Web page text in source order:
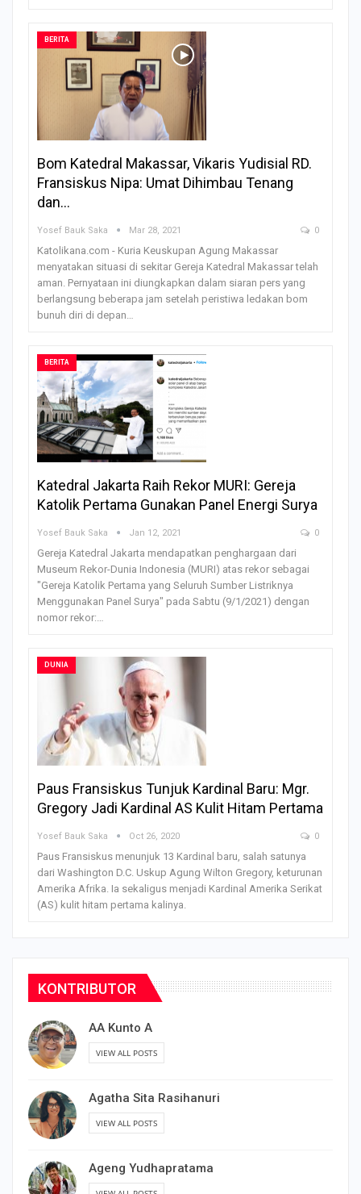
BERITA
Bom Katedral Makassar, Vikaris Yudisial RD.
Fransiskus Nipa: Umat Dihimbau Tenang
dan…
Yosef Bauk Saka Mar 28, 2021 0
Katolikana.com - Kuria Keuskupan Agung Makassar
menyatakan situasi di sekitar Gereja Katedral Makassar telah
aman. Pernyataan ini diungkapkan dalam siaran pers yang
berlangsung beberapa jam setelah peristiwa ledakan bom
bunuh diri di depan…
BERITA
Katedral Jakarta Raih Rekor MURI: Gereja
Katolik Pertama Gunakan Panel Energi Surya
Yosef Bauk Saka Jan 12, 2021 0
Gereja Katedral Jakarta mendapatkan penghargaan dari
Museum Rekor-Dunia Indonesia (MURI) atas rekor sebagai
"Gereja Katolik Pertama yang Seluruh Sumber Listriknya
Menggunakan Panel Surya" pada Sabtu (9/1/2021) dengan
nomor rekor:…
DUNIA
Paus Fransiskus Tunjuk Kardinal Baru: Mgr.
Gregory Jadi Kardinal AS Kulit Hitam Pertama
Yosef Bauk Saka Oct 26, 2020 0
Paus Fransiskus menunjuk 13 Kardinal baru, salah satunya
dari Washington D.C. Uskup Agung Wilton Gregory, keturunan
Amerika Afrika. Ia sekaligus menjadi Kardinal Amerika Serikat
(AS) kulit hitam pertama kalinya.
KONTRIBUTOR
AA Kunto A
VIEW ALL POSTS
Agatha Sita Rasihanuri
VIEW ALL POSTS
Ageng Yudhapratama